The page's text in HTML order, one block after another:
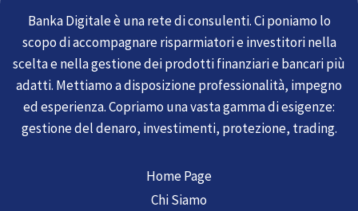
Banka Digitale è una rete di consulenti. Ci poniamo lo
scopo di accompagnare risparmiatori e investitori nella
scelta e nella gestione dei prodotti finanziari e bancari più
adatti. Mettiamo a disposizione professionalità, impegno
ed esperienza. Copriamo una vasta gamma di esigenze:
gestione del denaro, investimenti, protezione, trading.
Home Page
Chi Siamo